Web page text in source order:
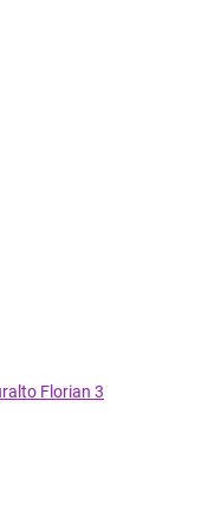
Florian 3